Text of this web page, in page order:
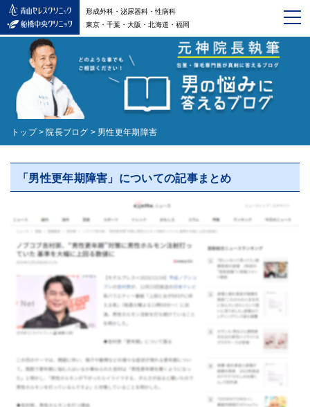
形成外科・泌尿器科・性病科
東京・千葉・大阪・北海道・福岡
トップ > 院長ブログ > 男性更年期障害
「男性更年期障害」についての記事まとめ